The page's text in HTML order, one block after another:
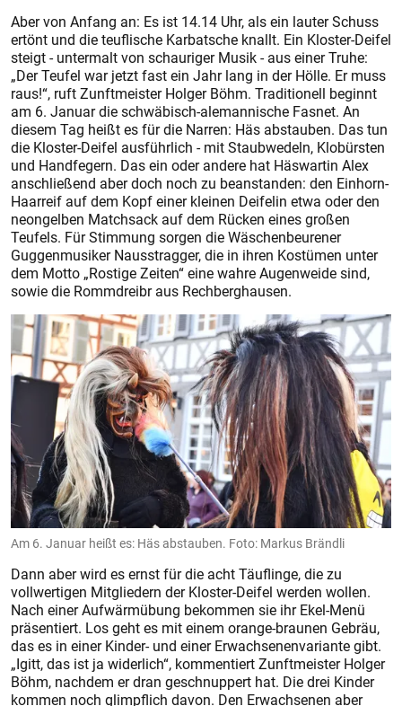
Aber von Anfang an: Es ist 14.14 Uhr, als ein lauter Schuss
ertönt und die teuflische Karbatsche knallt. Ein Kloster-Deifel
steigt - untermalt von schauriger Musik - aus einer Truhe:
„Der Teufel war jetzt fast ein Jahr lang in der Hölle. Er muss
raus!“, ruft Zunftmeister Holger Böhm. Traditionell beginnt
am 6. Januar die schwäbisch-alemannische Fasnet. An
diesem Tag heißt es für die Narren: Häs abstauben. Das tun
die Kloster-Deifel ausführlich - mit Staubwedeln, Klobürsten
und Handfegern. Das ein oder andere hat Häswartin Alex
anschließend aber doch noch zu beanstanden: den Einhorn-
Haarreif auf dem Kopf einer kleinen Deifelin etwa oder den
neongelben Matchsack auf dem Rücken eines großen
Teufels. Für Stimmung sorgen die Wäschenbeu­rener
Guggenmusiker Nausstragger, die in ihren Kostümen unter
dem Motto „Rostige Zeiten“ eine wahre Augenweide sind,
sowie die Rommdreibr aus Rechberghausen.
Am 6. Januar heißt es: Häs abstauben. Foto: Markus Brändli
Dann aber wird es ernst für die acht Täuflinge, die zu
vollwertigen Mitgliedern der Kloster-Deifel werden wollen.
Nach einer Aufwärmübung bekommen sie ihr Ekel-Menü
präsentiert. Los geht es mit einem orange-braunen Gebräu,
das es in einer Kinder- und einer Erwachsenenvariante gibt.
„Igitt, das ist ja widerlich“, kommentiert Zunftmeister Holger
Böhm, nachdem er dran geschnuppert hat. Die drei Kinder
kommen noch glimpflich davon. Den Erwachsenen aber